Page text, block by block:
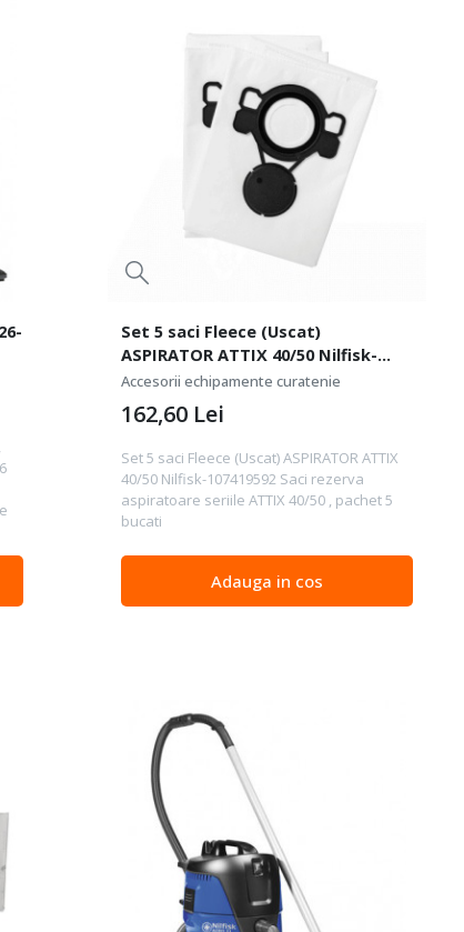
Set 5 saci Fleece (Uscat)
ASPIRATOR ATTIX 40/50 Nilfisk-
107419592
Accesorii echipamente curatenie
Set 5 saci Fleece (Uscat) ASPIRATOR ATTIX
40/50 Nilfisk-107419592 Saci rezerva
aspiratoare seriile ATTIX 40/50 , pachet 5
bucati
162,60 Lei
Adauga in cos